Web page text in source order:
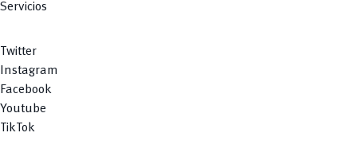
Servicios
Twitter
Instagram
Facebook
Youtube
TikTok